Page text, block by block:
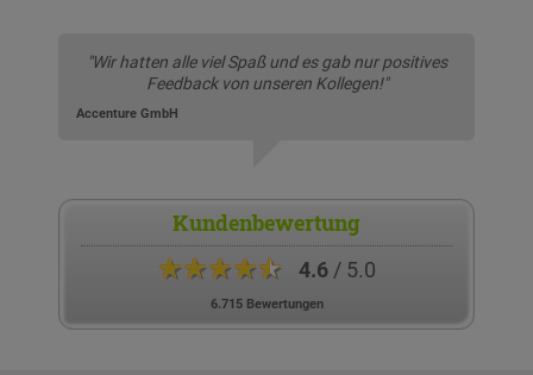
"Wir hatten alle viel Spaß und es gab nur positives
Feedback von unseren Kollegen!"
Accenture GmbH
Kundenbewertung
★★★★★ 4.6/ 5.0
6.715 Bewertungen